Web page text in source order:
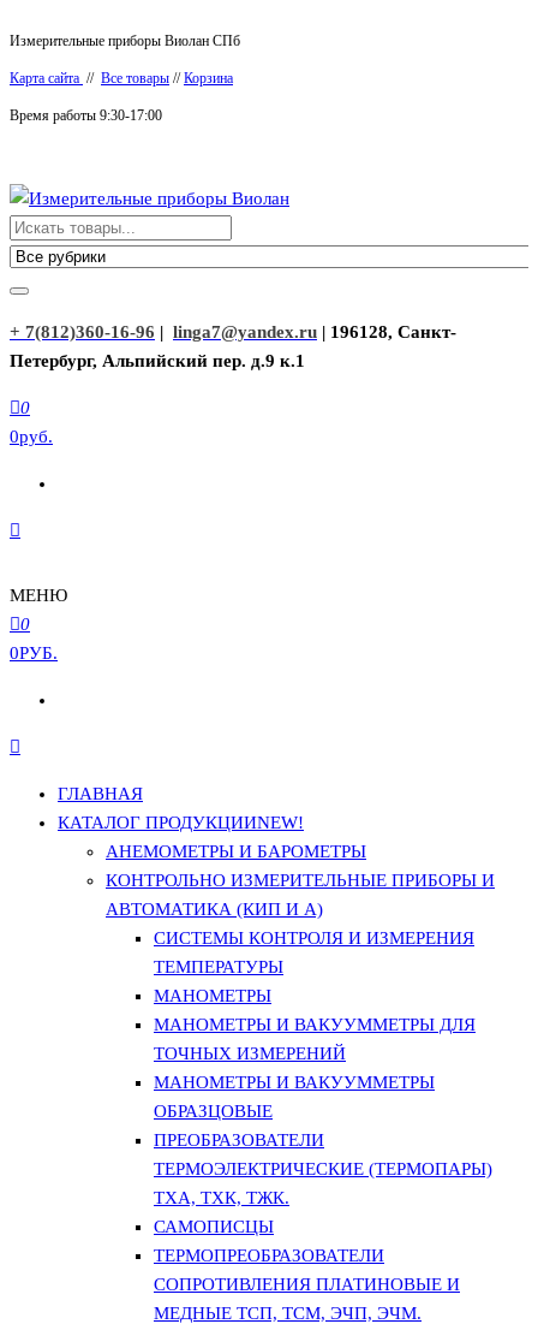
к
содержимому
Измерительные приборы Виолан СПб
Карта сайта // Все товары //Корзина
Время работы 9:30-17:00
Измерительные приборы Виолан
+ 7(812)360-16-96 | linga7@yandex.ru | 196128, Санкт-
Петербург, Альпийский пер. д.9 к.1
0
0руб.
МЕНЮ
0
0РУБ.
ГЛАВНАЯ
КАТАЛОГ ПРОДУКЦИИNEW!
АНЕМОМЕТРЫ И БАРОМЕТРЫ
КОНТРОЛЬНО ИЗМЕРИТЕЛЬНЫЕ ПРИБОРЫ И
АВТОМАТИКА (КИП И А)
СИСТЕМЫ КОНТРОЛЯ И ИЗМЕРЕНИЯ
ТЕМПЕРАТУРЫ
МАНОМЕТРЫ
МАНОМЕТРЫ И ВАКУУММЕТРЫ ДЛЯ
ТОЧНЫХ ИЗМЕРЕНИЙ
МАНОМЕТРЫ И ВАКУУММЕТРЫ
ОБРАЗЦОВЫЕ
ПРЕОБРАЗОВАТЕЛИ
ТЕРМОЭЛЕКТРИЧЕСКИЕ (ТЕРМОПАРЫ)
ТХА, ТХК, ТЖК.
САМОПИСЦЫ
ТЕРМОПРЕОБРАЗОВАТЕЛИ
СОПРОТИВЛЕНИЯ ПЛАТИНОВЫЕ И
МЕДНЫЕ ТСП, ТСМ, ЭЧП, ЭЧМ.